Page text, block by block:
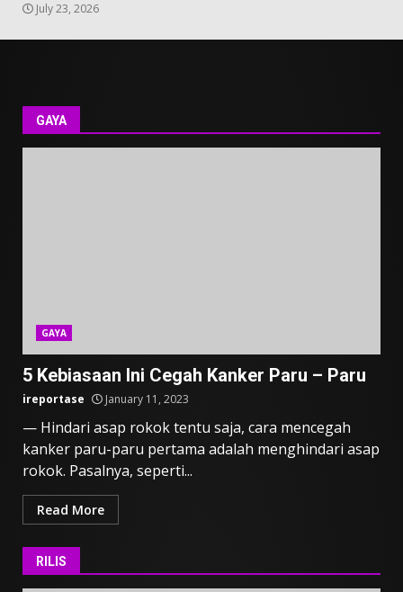
July 23, 2026
GAYA
GAYA
5 Kebiasaan Ini Cegah Kanker Paru – Paru
ireportase January 11, 2023
— Hindari asap rokok tentu saja, cara mencegah
kanker paru-paru pertama adalah menghindari asap
rokok. Pasalnya, seperti...
Read More
RILIS